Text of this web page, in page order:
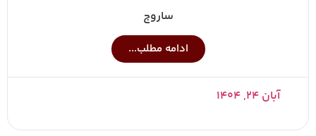
ساروج
ادامه مطلب...
آبان ۲۴, ۱۴۰۴